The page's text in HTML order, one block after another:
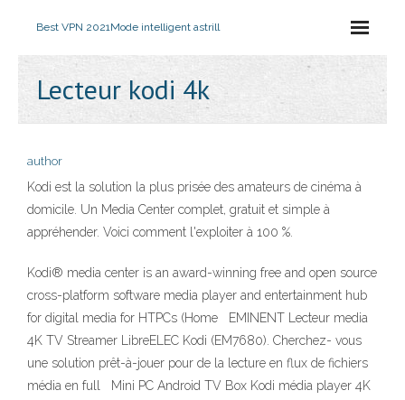
Best VPN 2021Mode intelligent astrill
Lecteur kodi 4k
author
Kodi est la solution la plus prisée des amateurs de cinéma à
domicile. Un Media Center complet, gratuit et simple à
appréhender. Voici comment l'exploiter à 100 %.
Kodi® media center is an award-winning free and open source
cross-platform software media player and entertainment hub
for digital media for HTPCs (Home EMINENT Lecteur media
4K TV Streamer LibreELEC Kodi (EM7680). Cherchez- vous
une solution prêt-à-jouer pour de la lecture en flux de fichiers
média en full Mini PC Android TV Box Kodi média player 4K